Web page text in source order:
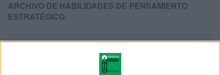
ARCHIVO DE HABILIDADES DE PENSAMIENTO
ESTRATÉGICO